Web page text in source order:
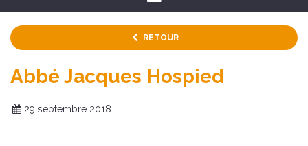
RETOUR
Abbé Jacques Hospied
29 septembre 2018